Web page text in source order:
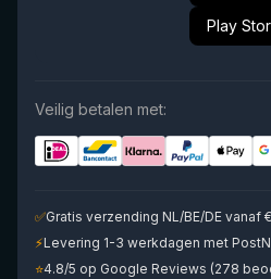
Play
Veilig betalen met:
✅Gratis verzending NL/BE/DE vanaf
⚡Levering 1-3 werkdagen met
⭐4.8/5 op Google Reviews (278